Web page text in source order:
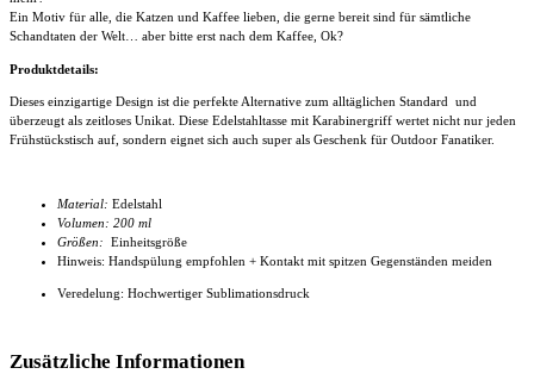
Ein Motiv für alle, die Katzen und Kaffee lieben, die gerne bereit sind für sämtliche
Schandtaten der Welt… aber bitte erst nach dem Kaffee, Ok?
Produktdetails:
Dieses einzigartige Design ist die perfekte Alternative zum alltäglichen Standard und
überzeugt als zeitloses Unikat. Diese Edelstahltasse mit Karabinergriff wertet nicht nur jeden
Frühstückstisch auf, sondern eignet sich auch super als Geschenk für Outdoor Fanatiker.
Material: Edelstahl
Volumen: 200 ml
Größen: Einheitsgröße
Hinweis: Handspülung empfohlen + Kontakt mit spitzen Gegenständen meiden
Veredelung: Hochwertiger Sublimationsdruck
Zusätzliche Informationen